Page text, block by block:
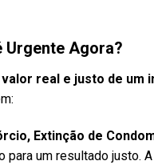
Urgente Agora?
valor real e justo de um
Extinção de
para um resultado justo.